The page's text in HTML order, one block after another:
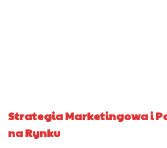
Strategia Marketingowa i
na Rynku